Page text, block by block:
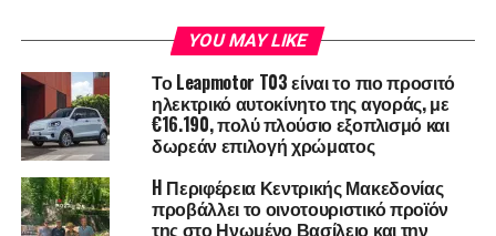
επικίνδυνα σημάδια, για επιθέσεις άγριων ζώων και
καταιγίδες και αυτό τους βοήθησε να επιβιώσουν. Είμαστε
οι απόγονοι αυτών που επιβίωσαν επειδή έστρεφαν την
προσοχή τους στα αρνητικά σημάδια από το περιβάλλον,
και αυτό το είδος του άγχους είναι λειτουργικό.
Η ασφάλεια είναι πολύ σημαντική για την επιβίωσή μας.
Το να ζούμε σε μια περίοδο γεμάτη αβεβαιότητα και φόβο
YOU MAY LIKE
Το Leapmotor T03 είναι το πιο προσιτό
ηλεκτρικό αυτοκίνητο της αγοράς, με
€16.190, πολύ πλούσιο εξοπλισμό και
δωρεάν επιλογή χρώματος
H Περιφέρεια Κεντρικής Μακεδονίας
προβάλλει το οινοτουριστικό προϊόν
της στο Ηνωμένο Βασίλειο και την